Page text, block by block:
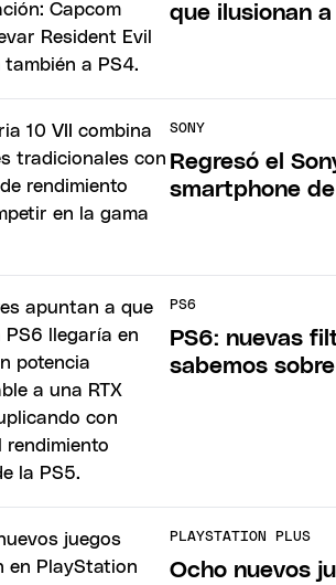
que ilusionan
SONY
Regresó el
smartphone
PS6
PS6: nuevas
sabemos
PLAYSTATION PLUS
Ocho nuevos